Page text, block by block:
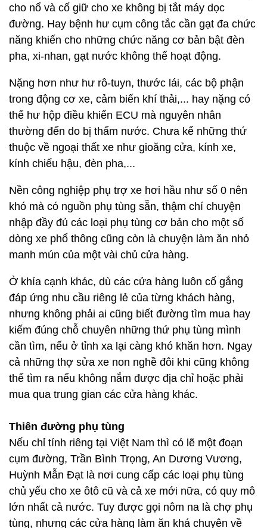
cho nổ và cố giữ cho xe không bị tắt máy dọc
đường. Hay bệnh hư cụm công tắc cần gạt đa chức
năng khiến cho những chức năng cơ bản bật đèn
pha, xi-nhan, gạt nước không thể hoạt động.
Nặng hơn như hư rô-tuyn, thước lái, các bộ phận
trong động cơ xe, cảm biến khí thải,... hay nặng có
thể hư hộp điều khiển ECU mà nguyên nhân
thường đến do bị thấm nước. Chưa kể những thứ
thuộc về ngoại thất xe như gioăng cửa, kính xe,
kính chiếu hậu, đèn pha,...
Nền công nghiệp phụ trợ xe hơi hầu như số 0 nên
khó mà có nguồn phụ tùng sẵn, thậm chí chuyện
nhập đầy đủ các loại phụ tùng cơ bản cho một số
dòng xe phổ thông cũng còn là chuyện làm ăn nhỏ
manh mún của một vài chủ cửa hàng.
Ở khía cạnh khác, dù các cửa hàng luôn cố gắng
đáp ứng nhu cầu riêng lẻ của từng khách hàng,
nhưng không phải ai cũng biết đường tìm mua hay
kiếm đúng chỗ chuyên những thứ phụ tùng mình
cần tìm, nếu ở tỉnh xa lại càng khó khăn hơn. Ngay
cả những thợ sửa xe non nghề đôi khi cũng không
thể tìm ra nếu không nắm được địa chỉ hoặc phải
mua qua trung gian các cửa hàng khác.
Thiên đường phụ tùng
Nếu chỉ tính riêng tại Việt Nam thì có lẽ một đoạn
cụm đường, Trần Bình Trọng, An Dương Vương,
Huỳnh Mẫn Đạt là nơi cung cấp các loại phụ tùng
chủ yếu cho xe ôtô cũ và cả xe mới nữa, có quy mô
lớn nhất cả nước. Tuy được gọi nôm na là chợ phụ
tùng, nhưng các cửa hàng làm ăn khá chuyên về